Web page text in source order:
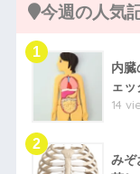
今週の人気
内
ェッ
14
みぞ